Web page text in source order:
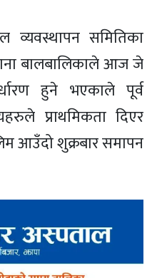
व्यवस्थापन समितिका
बालबालिकाले आज जे
हुने भएकाले पूर्व
प्राथमिकता दिएर
आउँदो शुक्रबार समापन